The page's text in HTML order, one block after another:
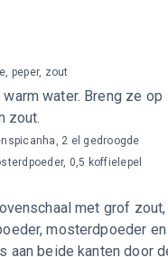
water. Breng ze op
zout.
peper, zout
met grof zout,
mosterdpoeder en
aan beide kanten door
2 el gedroogde
0,5 koffielepel